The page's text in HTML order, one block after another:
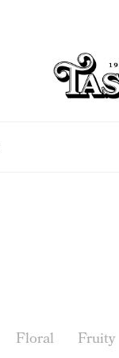
Floral Fruity